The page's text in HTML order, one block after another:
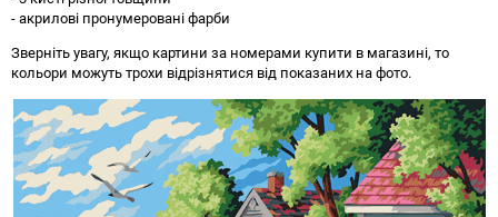
- акрилові пронумеровані фарби
Зверніть увагу, якщо картини за номерами купити в магазині, то
кольори можуть трохи відрізнятися від показаних на фото.